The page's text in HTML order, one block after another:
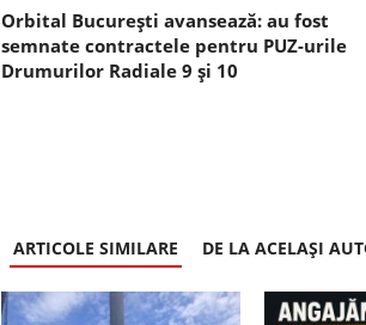
Orbital București avansează: au fost
semnate contractele pentru PUZ-urile
Drumurilor Radiale 9 și 10
ARTICOLE SIMILARE DE LA ACELAȘI